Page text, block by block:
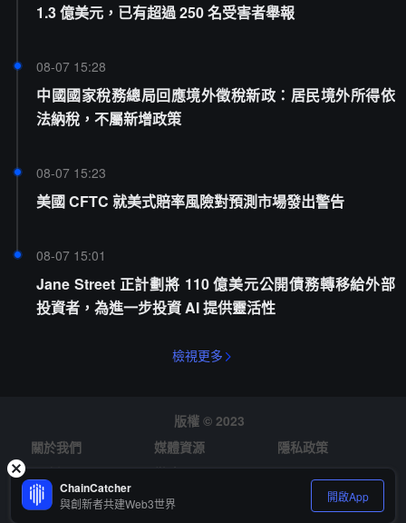
1.3 億美元，已有超過 250 名受害者舉報
08-07 15:28
中國國家稅務總局回應境外徵稅新政：居民境外所得依
法納稅，不屬新增政策
08-07 15:23
美國 CFTC 就美式賠率風險對預測市場發出警告
08-07 15:01
Jane Street 正計劃將 110 億美元公開債務轉移給外部
投資者，為進一步投資 AI 提供靈活性
檢視更多
版權 © 2023
關於我們
媒體資源
隱私政策
風險提示
徵才
ChainCatcher
與創新者共建Web3世界 開啟App